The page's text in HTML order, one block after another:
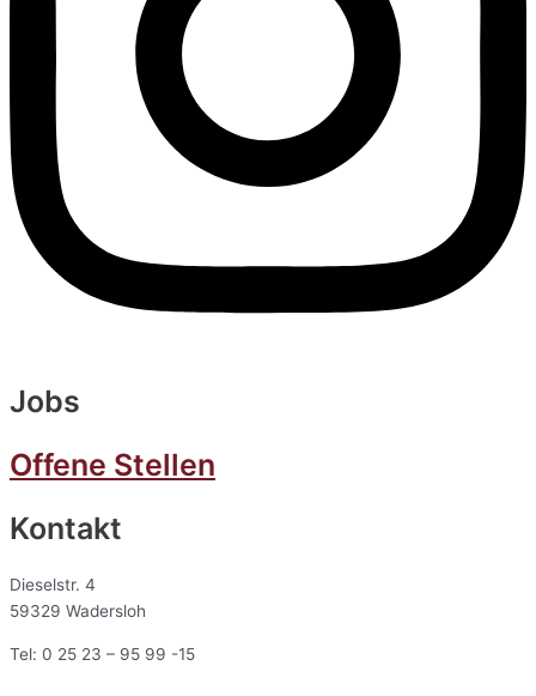
Jobs
Offene Stellen
Kontakt
Dieselstr. 4
59329 Wadersloh
Tel: 0 25 23 – 95 99 -15